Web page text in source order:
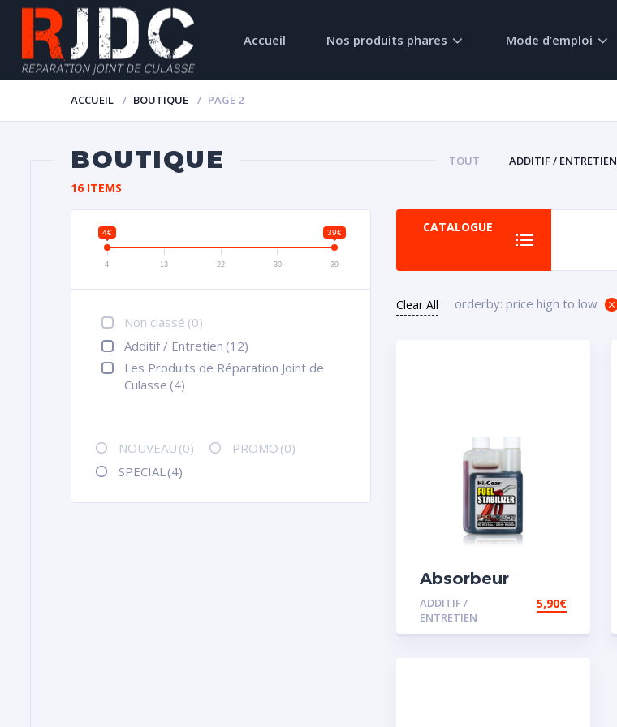
Accueil Nos produits phares Mode d’emploi
ACCUEIL BOUTIQUE PAGE 2
BOUTIQUE TOUT ADDITIF / ENTRETIEN
16 ITEMS
4€ 39€
4 13 22 30 39
Non classé (0)
Additif / Entretien (12)
Les Produits de Réparation Joint de
Culasse (4)
NOUVEAU (0) PROMO (0)
SPECIAL (4)
CATALOGUE
Clear All orderby: price high to low
Absorbeur
disperssant
d’eau pour
carburant
ADDITIF /
ENTRETIEN
5,90€